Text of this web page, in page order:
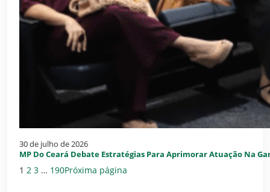
30 de julho de 2026
MP Do Ceará Debate Estratégias Para Aprimorar Atuação Na
1 2 3 … 190Próxima página